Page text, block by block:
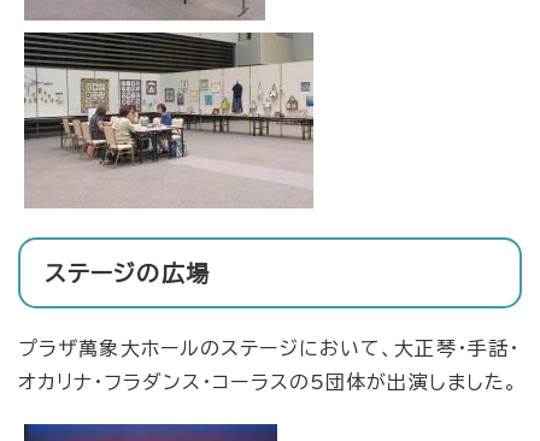
ステージの広場
プラザ萬象大ホールのステージにおいて、大正琴・手話・
オカリナ・フラダンス・コーラスの5団体が出演しました。